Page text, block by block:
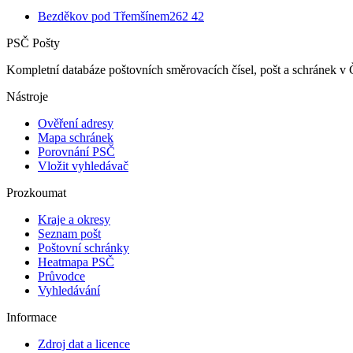
Bezděkov pod Třemšínem262 42
PSČ Pošty
Kompletní databáze poštovních směrovacích čísel, pošt a schránek v
Nástroje
Ověření adresy
Mapa schránek
Porovnání PSČ
Vložit vyhledávač
Prozkoumat
Kraje a okresy
Seznam pošt
Poštovní schránky
Heatmapa PSČ
Průvodce
Vyhledávání
Informace
Zdroj dat a licence